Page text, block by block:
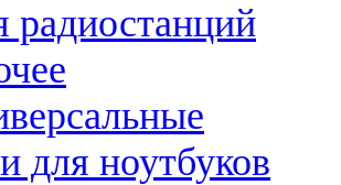
радиостанций
для ноутбуков